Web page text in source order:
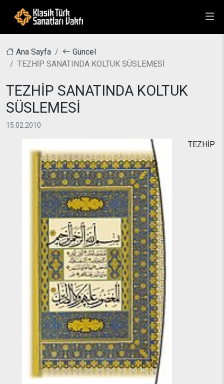
Ana Sayfa
Güncel
TEZHİP SANATINDA KOLTUK SÜSLEMESİ
TEZHİP SANATINDA KOLTUK
SÜSLEMESİ
15.02.2010
TEZHİP